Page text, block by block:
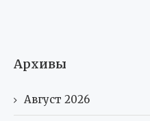
Архивы
Август 2026